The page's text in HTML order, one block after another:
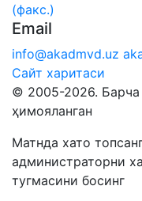
(факс.)
Email
info@akadmvd.uz
Сайт харитаси
© 2005-2026. Барча
ҳимояланган
Матнда хато
администраторни
тугмасини босинг